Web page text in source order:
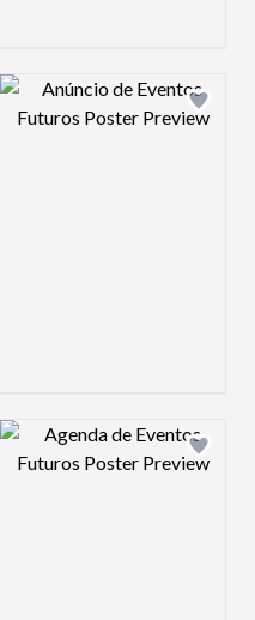
Design preview
Design preview